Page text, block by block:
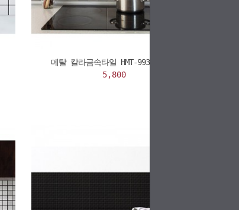
메탈 칼라금속타일 HMT-99314 체크
5,800